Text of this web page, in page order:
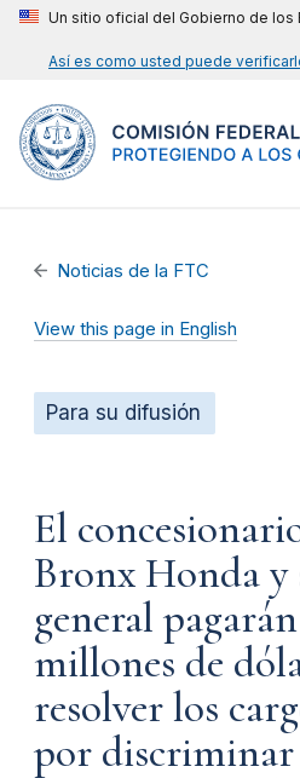
Un sitio oficial del Gobierno de los
Así es como usted puede
Noticias de la FTC
View this page in English
Para su difusión
El
Bronx Honda
general pagarán
millones de
resolver los
por discriminar